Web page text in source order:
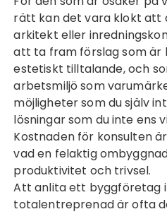
rätt kan det vara klokt att
arkitekt eller
att ta fram förslag som är
estetiskt tilltalande, och
arbetsmiljö som
möjligheter som du själv
lösningar som du inte ens
Kostnaden för konsulten
vad en felaktig
produktivitet och trivsel.
Att anlita ett byggföretag
totalentreprenadär ofta